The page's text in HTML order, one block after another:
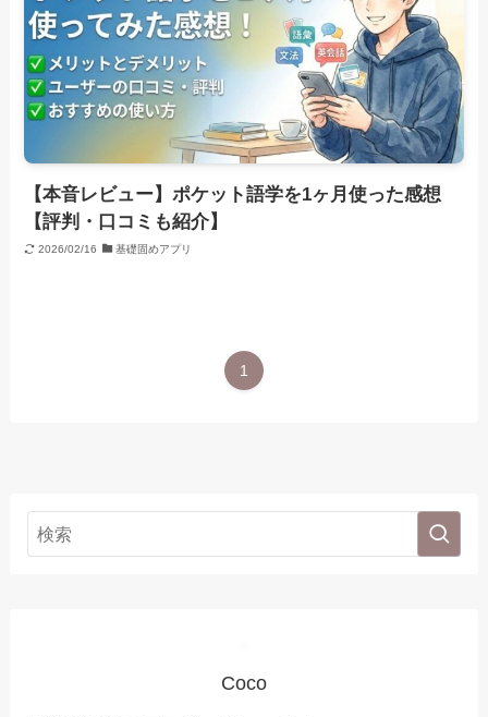
【本音レビュー】ポケット語学を1ヶ月使った感想
【評判・口コミも紹介】
2026/02/16 基礎固めアプリ
1
Coco